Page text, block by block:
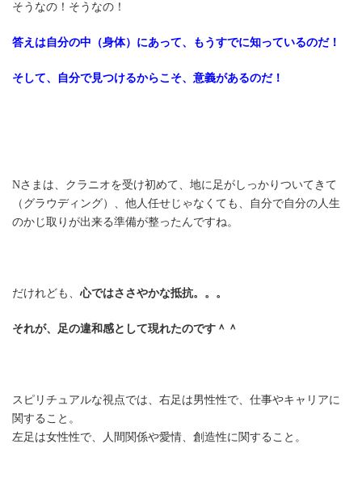
そうなの！そうなの！
答えは自分の中（身体）にあって、もうすでに知っているのだ！
そして、自分で見つけるからこそ、意義があるのだ！
Nさまは、クラニオを受け初めて、地に足がしっかりついてきて
（グラウディング）、他人任せじゃなくても、自分で自分の人生
のかじ取りが出来る準備が整ったんですね。
だけれども、 心ではささやかな抵抗。。。
それが、足の違和感として現れたのです＾＾
スピリチュアルな視点では、右足は男性性で、仕事やキャリアに
関すること。
左足は女性性で、人間関係や愛情、創造性に関すること。